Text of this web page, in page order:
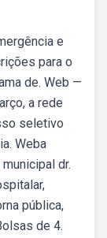
e
para o
de. Web —
a rede
seletivo
Weba
dr.
pública,
de 4.